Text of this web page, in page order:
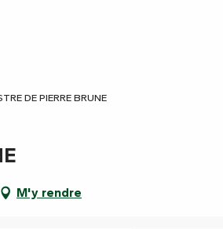
DE PIERRE BRUNE
M'y rendre